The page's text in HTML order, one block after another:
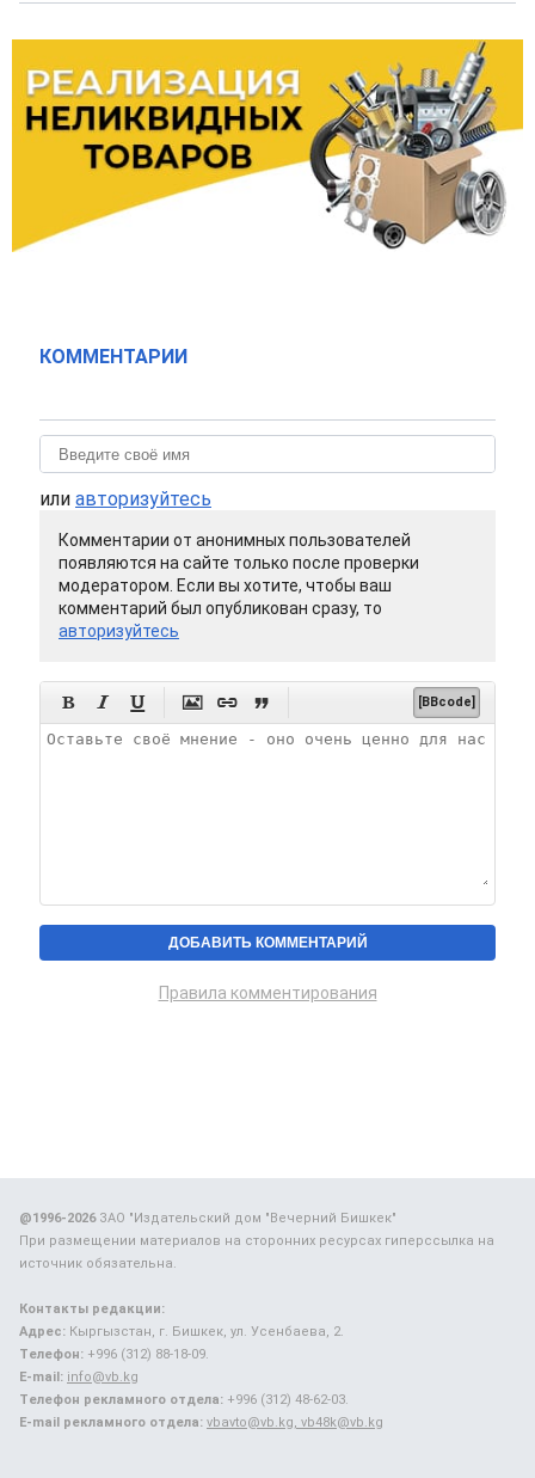
КОММЕНТАРИИ
или авторизуйтесь
Комментарии от анонимных пользователей
появляются на сайте только после проверки
модератором. Если вы хотите, чтобы ваш
комментарий был опубликован сразу, то
авторизуйтесь
      [BBcode]
Правила комментирования
@1996-2026ЗАО "Издательский дом "Вечерний Бишкек"
При размещении материалов на сторонних ресурсах гиперссылка на
источник обязательна.
Контакты редакции:
Адрес: Кыргызстан, г. Бишкек, ул. Усенбаева, 2.
Телефон: +996 (312) 88-18-09.
E-mail: info@vb.kg
Телефон рекламного отдела: +996 (312) 48-62-03.
E-mail рекламного отдела: vbavto@vb.kg, vb48k@vb.kg